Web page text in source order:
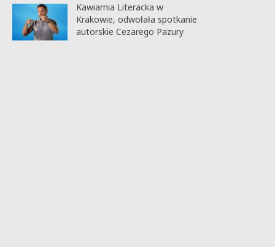
Kawiarnia Literacka w
Krakowie, odwołała spotkanie
autorskie Cezarego Pazury